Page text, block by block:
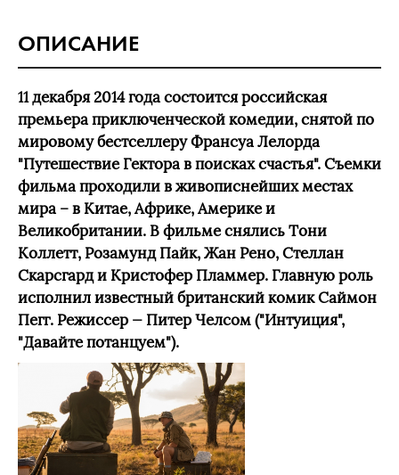
ОПИСАНИЕ
11 декабря 2014 года состоится российская
премьера приключенческой комедии, снятой по
мировому бестселлеру Франсуа Лелорда
"Путешествие Гектора в поисках счастья". Съемки
фильма проходили в живописнейших местах
мира – в Китае, Африке, Америке и
Великобритании. В фильме снялись Тони
Коллетт, Розамунд Пайк, Жан Рено, Стеллан
Скарсгард и Кристофер Пламмер. Главную роль
исполнил известный британский комик Саймон
Пегг. Режиссер — Питер Челсом ("Интуиция",
"Давайте потанцуем").